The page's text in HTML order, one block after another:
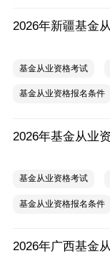
基金从业资格考试
基金从业资格报名条件
基金从业资格考试
基金从业资格报名条件